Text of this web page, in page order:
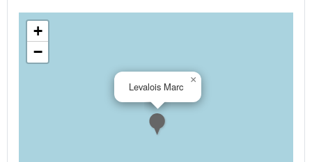
Levalois Marc
×
+
−